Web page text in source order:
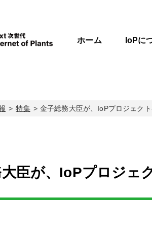
ホーム IoPに
特集 金子総務大臣が、IoPプロジェク
臣が、IoPプロジェ